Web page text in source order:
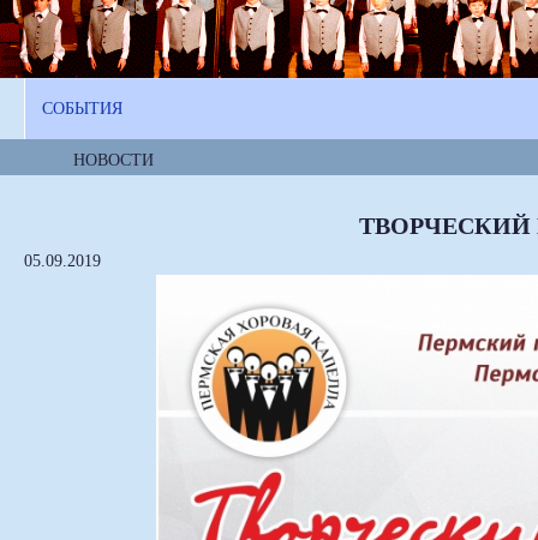
СОБЫТИЯ
НОВОСТИ
ТВОРЧЕСКИЙ
05.09.2019